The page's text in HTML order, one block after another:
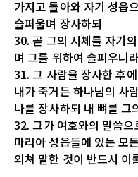
가지고 돌아와 자기 성읍
슬퍼울며 장사하되
30. 곧 그의 시체를 자기
며 그를 위하여 슬피우니
31. 그 사람을 장사한 후
내가 죽거든 하나님의 사
나를 장사하되 내 뼈를 그
32. 그가 여호와의 말씀
마리아 성읍들에 있는 모
외쳐 말한 것이 반드시 이